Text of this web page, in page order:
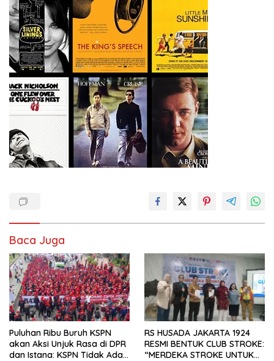
Baca Juga
Puluhan Ribu Buruh KSPN
akan Aksi Unjuk Rasa di DPR
dan Istana: KSPN Tidak Ada
RS HUSADA JAKARTA 1924
RESMI BENTUK CLUB STROKE:
“MERDEKA STROKE UNTUK